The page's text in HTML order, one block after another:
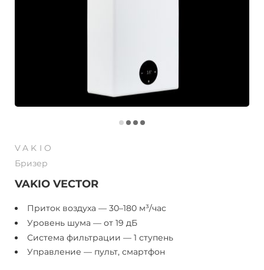
VAKIO
Бризер
VAKIO VECTOR
Приток воздуха — 30–180 м³/час
Уровень шума — от 19 дБ
Система фильтрации — 1 ступень
Управление — пульт, смартфон